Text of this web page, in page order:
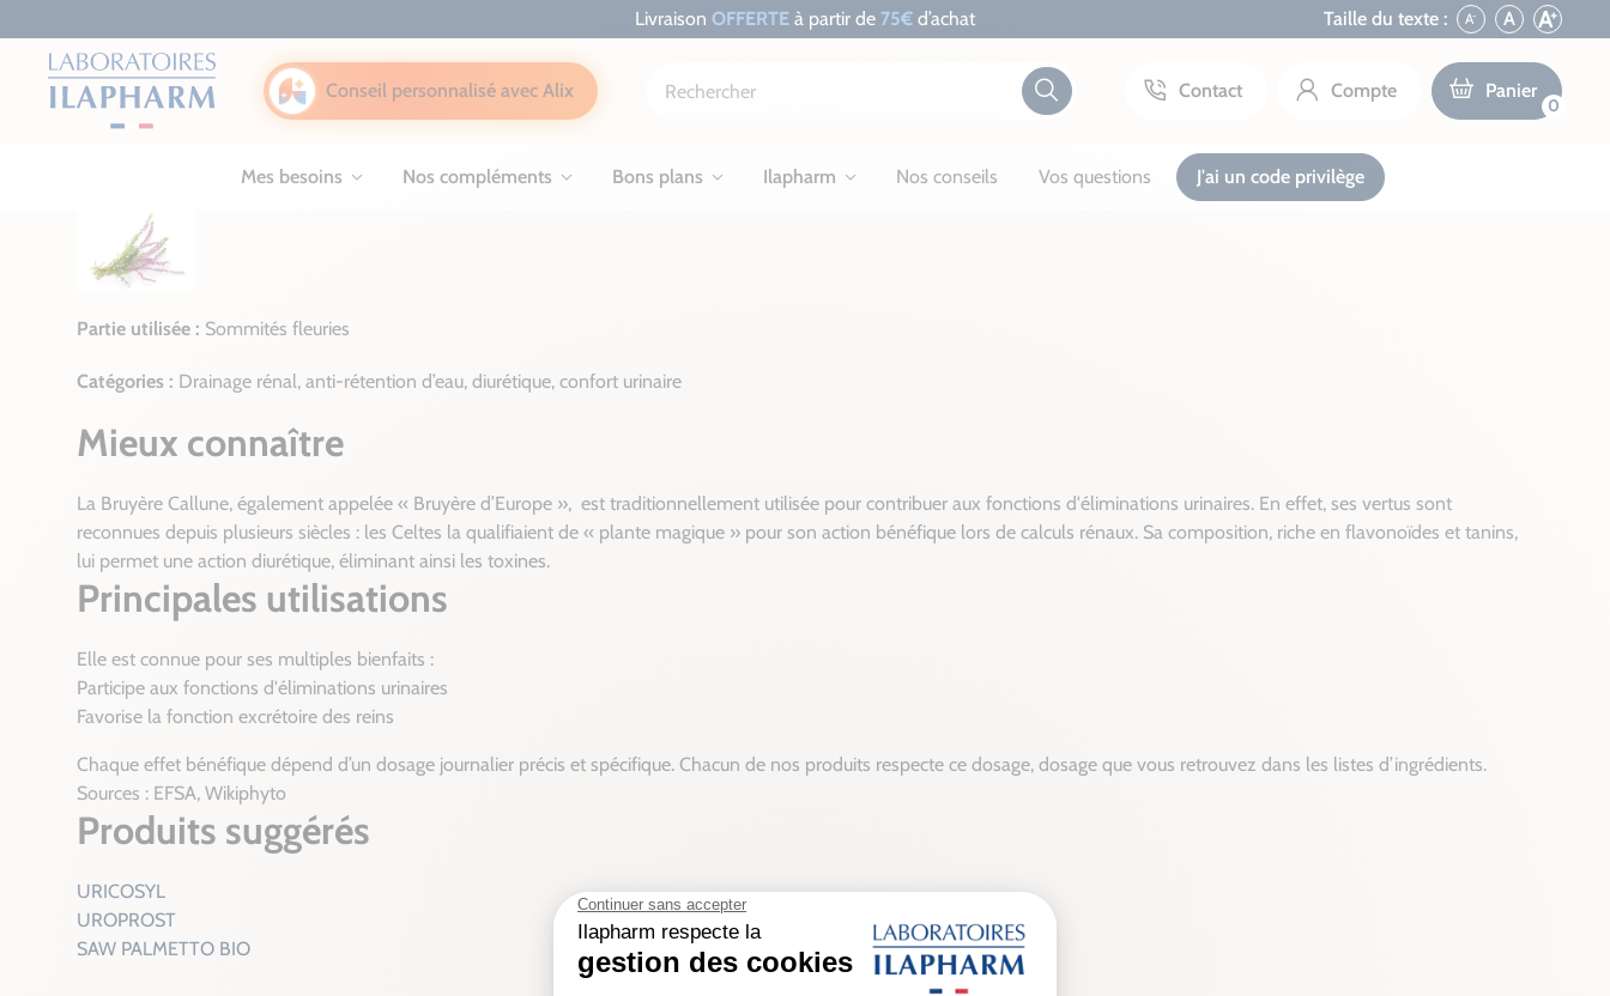
Livraison OFFERTE à partir de 75€ d’achat Taille du texte : A- A A+
Conseil personnalisé avec Alix Contact Compte Panier
0
Mes besoins Nos compléments Bons plans Ilapharm Nos conseils Vos questions J'ai un code privilège
Partie utilisée : Sommités fleuries
Catégories : Drainage rénal, anti-rétention d’eau, diurétique, confort urinaire
Mieux connaître
La Bruyère Callune, également appelée « Bruyère d’Europe », est traditionnellement utilisée pour contribuer aux fonctions d'éliminations urinaires. En effet, ses vertus sont
reconnues depuis plusieurs siècles : les Celtes la qualifiaient de « plante magique » pour son action bénéfique lors de calculs rénaux. Sa composition, riche en flavonoïdes et tanins,
lui permet une action diurétique, éliminant ainsi les toxines.
Principales utilisations
Elle est connue pour ses multiples bienfaits :
Participe aux fonctions d'éliminations urinaires
Favorise la fonction excrétoire des reins
Chaque effet bénéfique dépend d’un dosage journalier précis et spécifique. Chacun de nos produits respecte ce dosage, dosage que vous retrouvez dans les listes d’ingrédients.
Sources : EFSA, Wikiphyto
Produits suggérés
URICOSYL
UROPROST
SAW PALMETTO BIO